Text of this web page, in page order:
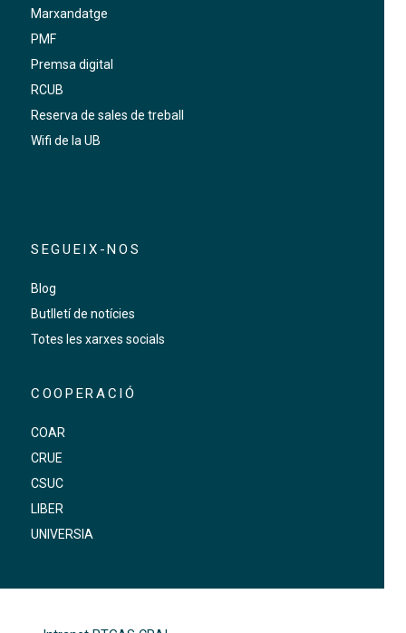
Marxandatge
PMF
Premsa digital
RCUB
Reserva de sales de treball
Wifi de la UB
SEGUEIX-NOS
Blog
Butlletí de notícies
Totes les xarxes socials
COOPERACIÓ
COAR
CRUE
CSUC
LIBER
UNIVERSIA